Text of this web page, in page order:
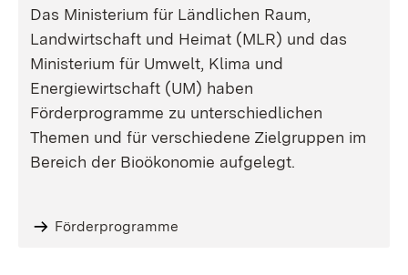
Das Ministerium für Ländlichen Raum,
Landwirtschaft und Heimat (MLR) und das
Ministerium für Umwelt, Klima und
Energiewirtschaft (UM) haben
Förderprogramme zu unterschiedlichen
Themen und für verschiedene Zielgruppen im
Bereich der Bioökonomie aufgelegt.
Förderprogramme